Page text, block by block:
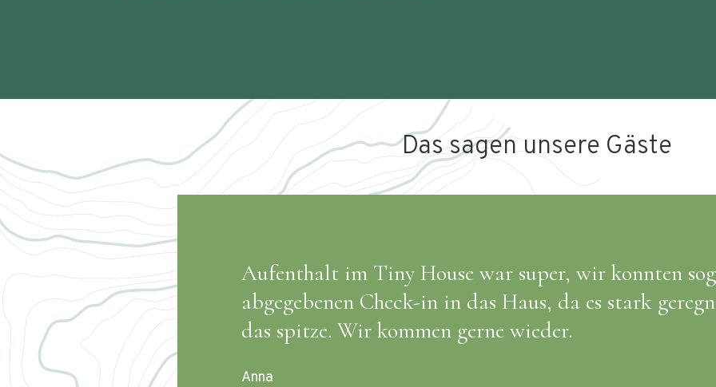
Das sagen unsere Gäste
konnten sogar vor dem
stark geregnet hat war
Perfekte Erfahrung! Von der Lage bis zur
super empfehlenswert!
Magdalena